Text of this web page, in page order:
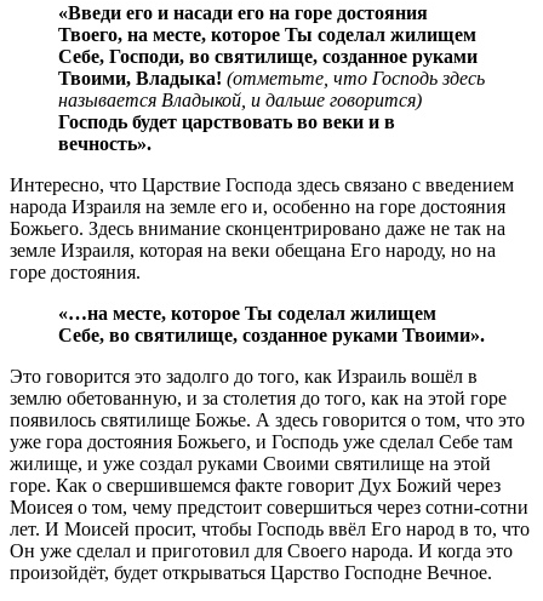
«Введи его и насади его на горе достояния
Твоего, на месте, которое Ты соделал жилищем
Себе, Господи, во святилище, созданное руками
Твоими, Владыка! (отметьте, что Господь здесь
называется Владыкой, и дальше говорится)
Господь будет царствовать во веки и в
вечность».
Интересно, что Царствие Господа здесь связано с введением
народа Израиля на земле его и, особенно на горе достояния
Божьего. Здесь внимание сконцентрировано даже не так на
земле Израиля, которая на веки обещана Его народу, но на
горе достояния.
«…на месте, которое Ты соделал жилищем
Себе, во святилище, созданное руками Твоими».
Это говорится это задолго до того, как Израиль вошёл в
землю обетованную, и за столетия до того, как на этой горе
появилось святилище Божье. А здесь говорится о том, что это
уже гора достояния Божьего, и Господь уже сделал Себе там
жилище, и уже создал руками Своими святилище на этой
горе. Как о свершившемся факте говорит Дух Божий через
Моисея о том, чему предстоит совершиться через сотни-сотни
лет. И Моисей просит, чтобы Господь ввёл Его народ в то, что
Он уже сделал и приготовил для Своего народа. И когда это
произойдёт, будет открываться Царство Господне Вечное.